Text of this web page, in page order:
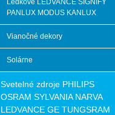
Ledkové LEDVANCE SIGNIFY
PANLUX MODUS KANLUX
Vianočné dekory
Solárne
Svetelné zdroje PHILIPS
OSRAM SYLVANIA NARVA
LEDVANCE GE TUNGSRAM